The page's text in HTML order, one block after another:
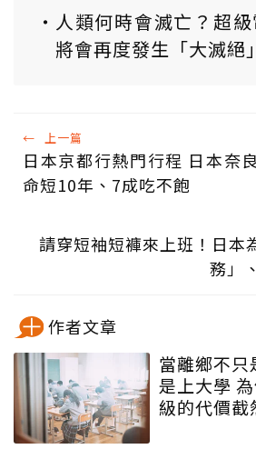
人類何時會滅亡？超
將會再度發生「大滅絕」
← 上一篇
日本京都行熱門行程 日本奈
命短10年、7成吃不飽
請穿短袖短褲來上班！日本
務」
作者文章
當離鄉不
是上大學
級的代價截